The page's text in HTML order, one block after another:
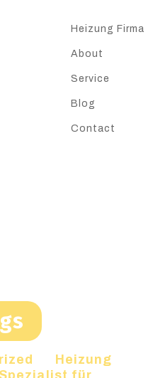
Heizung Firma
About
Service
Blog
Contact
Heizung
für